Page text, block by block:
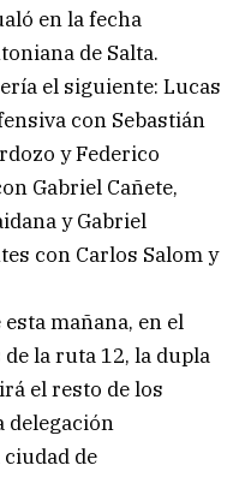
en la fecha
de Salta.
el siguiente: Lucas
con Sebastián
y Federico
Gabriel Cañete,
y Gabriel
con Carlos Salom y
mañana, en el
la ruta 12, la dupla
el resto de los
delegación
de